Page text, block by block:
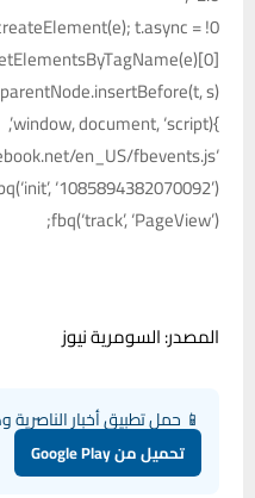
t.async = !0;
s)
}(window, document, ‘script’,
‘https://connect.facebook.net/en_US/fbevents.js’);
‘1085894382070092’);
fbq(‘track’, ‘PageView’);
المصدر: السومرية نيوز
📱 حمل تطبيق أخبار
تحميل من Google Play